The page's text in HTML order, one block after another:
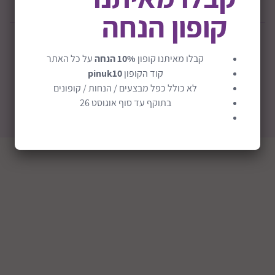
EXTRA הנחות! ההפתעות בפנים
© 2026 כל הזכויות שמורות לבייבי סתיו
קופון הנחה
קבלו מאיתנו קופון 10% הנחה
על כל האתר
קוד הקופוןpinuk10
לא כולל כפל מבצעים / הנחות / קופונים
בתוקף עד סוף אוגוסט 26